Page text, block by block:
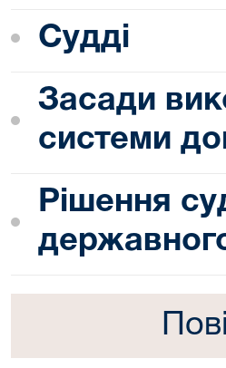
Судді
Засади
системи
Рішення